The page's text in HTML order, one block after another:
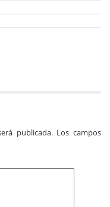
publicada. Los campos